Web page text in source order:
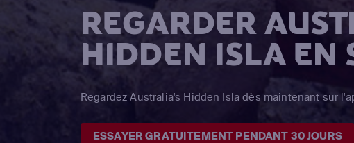
REGARDER
HIDDEN ISLA EN
Regardez Australia's Hidden Isla dès maintenant sur
ESSAYER GRATUITEMENT PENDANT 30 JOURS